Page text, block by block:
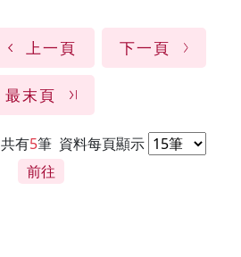
上一頁 下一頁
最末頁
共有5筆 資料每頁顯示
前往